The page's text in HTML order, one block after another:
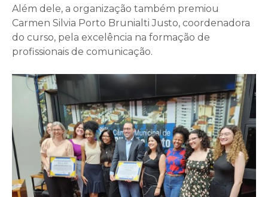
Além dele, a organização também premiou
Carmen Silvia Porto Brunialti Justo, coordenadora
do curso, pela excelência na formação de
profissionais de comunicação.